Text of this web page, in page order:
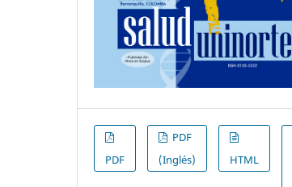
PDF
PDF
(Inglés)
HTML